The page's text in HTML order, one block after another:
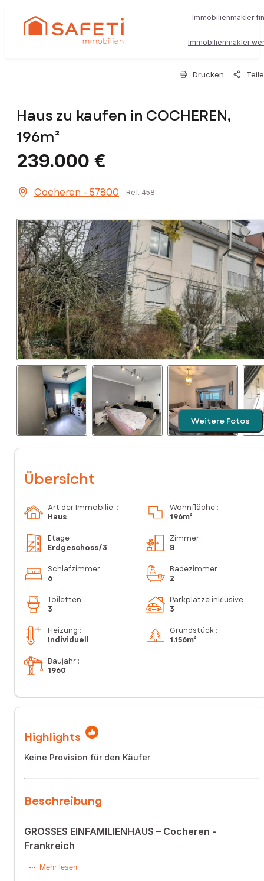
Immobilienmakler
Immobilienmakler
Drucken
Haus zu kaufen in COCHEREN,
196m²
239.000 €
Cocheren - 57800 Ref. 458
Weitere Fotos
Übersicht
Art der Immobilie: :
Haus
Wohnfläche :
196m²
Etage :
Erdgeschoss/3
Zimmer :
8
Schlafzimmer :
6
Badezimmer :
2
Toiletten :
3
Parkplätze inklusive :
3
Heizung :
Individuell
Grundstück :
1.156m²
Baujahr :
1960
Highlights
Keine Provision für den Käufer
Beschreibung
GROSSES EINFAMILIENHAUS – Cocheren -
Frankreich
GROSSES EINFAMILIENHAUS ODER MIETINVESTITION –
Mehr lesen